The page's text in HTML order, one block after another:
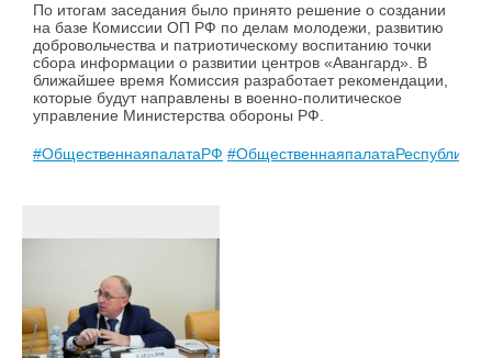
По итогам заседания было принято решение о создании
на базе Комиссии ОП РФ по делам молодежи, развитию
добровольчества и патриотическому воспитанию точки
сбора информации о развитии центров «Авангард». В
ближайшее время Комиссия разработает рекомендации,
которые будут направлены в военно-политическое
управление Министерства обороны РФ.
#ОбщественнаяпалатаРФ